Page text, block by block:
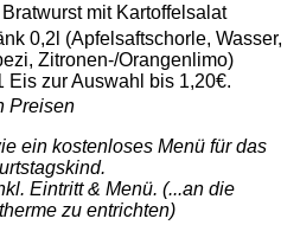
Bratwurst mit Kartoffelsalat
0,2l (Apfelsaftschorle, Wasser,
Zitronen-/Orangenlimo)
Eis zur Auswahl bis 1,20€.
Preisen
ein kostenloses Menü für das
Eintritt & Menü. (...an die
zu entrichten)